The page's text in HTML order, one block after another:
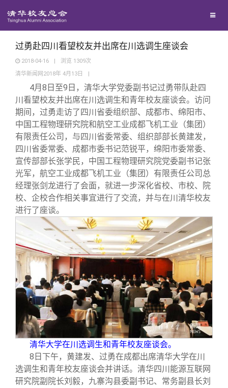
地区联络
年级联络
院系校友工作
专业委员会
兴趣群体
西南联大校友会
回馈母校
捐赠项目
捐赠新闻
捐赠纪事
捐赠方法
义工计划
媒体平台
《清华校友通讯》
《水木清华》
我要订阅
新媒体平台
百年清华
清华人物
清华故事
青春风采
校友文苑
校友讲坛
校友视界
校友服务
终身学习
信息化服务
三创大赛
实用信息
校友总会
总会简介
会长致辞
总会章程
理事会名单
制度法规
联系我们
关闭
过勇赴四川看望校友并出席在川选调生座谈会
2018-04-16 | 浏览 1309次
清华新闻网2018年 4月13日
|
4月8日至9日，清华大学党委副书记过勇带队赴四
川看望校友并出席在川选调生和青年校友座谈会。访问
期间，过勇走访了四川省委组织部、成都市、绵阳市、
中国工程物理研究院和航空工业成都飞机工业（集团）
有限责任公司，与四川省委常委、组织部部长黄建发，
四川省委常委、成都市委书记范锐平，绵阳市委常委、
宣传部部长张学民，中国工程物理研究院党委副书记张
光军，航空工业成都飞机工业（集团）有限责任公司总
经理张剑龙进行了会面，就进一步深化省校、市校、院
校、企校合作相关事宜进行了交流，并与在川清华校友
进行了座谈。
清华大学在川选调生和青年校友座谈会。
8 日下午，黄建发、过勇在成都出席清华大学在川
选调生和青年校友座谈会并讲话。清华四川能源互联网
研究院副院长刘毅，九寨沟县委副书记、常务副县长刘